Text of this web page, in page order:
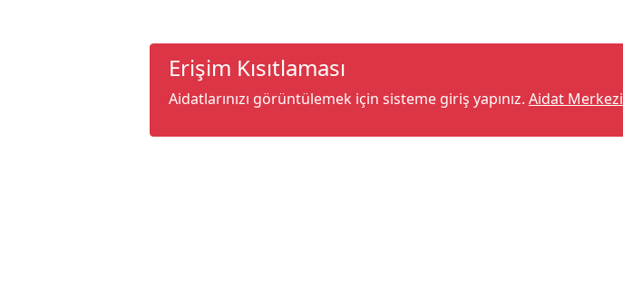
Erişim Kısıtlaması
Aidatlarınızı görüntülemek için sisteme giriş yapınız. Aidat Merkezi